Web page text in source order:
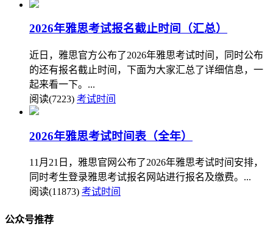
2026年雅思考试报名截止时间（汇总）
近日，雅思官方公布了2026年雅思考试时间，同时公布
的还有报名截止时间，下面为大家汇总了详细信息，一
起来看一下。...
阅读(7223) 考试时间
2026年雅思考试时间表（全年）
11月21日，雅思官网公布了2026年雅思考试时间安排，
同时考生登录雅思考试报名网站进行报名及缴费。...
阅读(11873) 考试时间
公众号推荐